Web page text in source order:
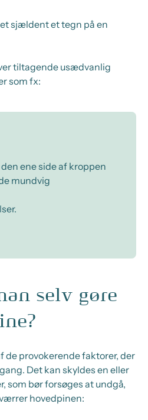
sjældent et tegn på en
tiltagende usædvanlig
som fx:
ene side af kroppen
mundvig
selv gøre
de provokerende faktorer, der
Det kan skyldes en eller
som bør forsøges at undgå,
hovedpinen: